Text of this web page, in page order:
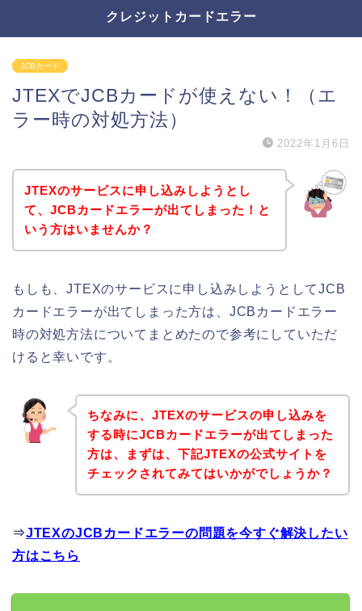
クレジットカードエラー
JCBカード
JTEXでJCBカードが使えない！（エ
ラー時の対処方法）
2022年1月6日
JTEXのサービスに申し込みしようとし
て、JCBカードエラーが出てしまった！と
いう方はいませんか？
もしも、JTEXのサービスに申し込みしようとしてJCB
カードエラーが出てしまった方は、JCBカードエラー
時の対処方法についてまとめたので参考にしていただ
けると幸いです。
ちなみに、JTEXのサービスの申し込みを
する時にJCBカードエラーが出てしまった
方は、まずは、下記JTEXの公式サイトを
チェックされてみてはいかがでしょうか？
⇒JTEXのJCBカードエラーの問題を今すぐ解決したい
方はこちら